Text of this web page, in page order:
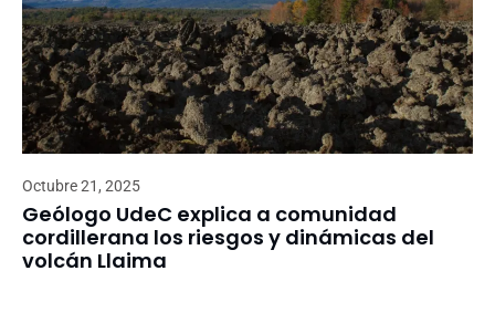
Octubre 21, 2025
Geólogo UdeC explica a comunidad
cordillerana los riesgos y dinámicas del
volcán Llaima